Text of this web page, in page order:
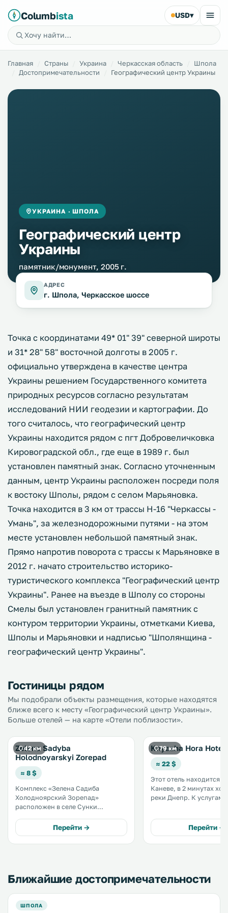
Columbista USD▾
Главная Страны Украина Черкасская область
Шпола
Достопримечательности
Географический центр Украины
УКРАИНА · ШПОЛА
Географический центр
Украины
памятник/монумент, 2005 г.
АДРЕС
г. Шпола, Черкасское шоссе
Точка с координатами 49* 01" 39" северной широты
и 31* 28" 58" восточной долготы в 2005 г.
официально утверждена в качестве центра
Украины решением Государственного комитета
природных ресурсов согласно результатам
исследований НИИ геодезии и картографии. До
того считалось, что географический центр
Украины находится рядом с пгт Добровеличковка
Кировоградской обл., где еще в 1989 г. был
установлен памятный знак. Согласно уточненным
данным, центр Украины расположен посреди поля
к востоку Шполы, рядом с селом Марьяновка.
Точка находится в 3 км от трассы Н-16 "Черкассы -
Умань", за железнодорожными путями - на этом
месте установлен небольшой памятный знак.
Прямо напротив поворота с трассы к Марьяновке в
2012 г. начато строительство историко-
туристического комплекса "Географический центр
Украины". Ранее на въезде в Шполу со стороны
Смелы был установлен гранитный памятник с
контуром территории Украины, отметками Киева,
Шполы и Марьяновки и надписью "Шполянщина -
географический центр Украины".
Гостиницы рядом
Мы подобрали объекты размещения, которые находятся
ближе всего к месту «Географический центр Украины».
Больше отелей — на карте «Отели поблизости».
42 км
Zelena Sadyba
Holodnoyarskyi Zorepad
≈ 8 $
Комплекс «Зелена Садиба
Холодноярский Зорепад»
расположен в селе Сунки
города Черкассы. На досуге
можно искупаться в сезонном
открытом бассейне и
Перейти →
79 км
Knyazha Hora Hotel
≈ 22 $
Этот отель находится в
Каневе, в 2 минутах
реки Днепр. К услугам гостей
Тарасовой (Чернечей)
занимает 15 минут. .
Перейти →
Ближайшие достопримечательности
ШПОЛА